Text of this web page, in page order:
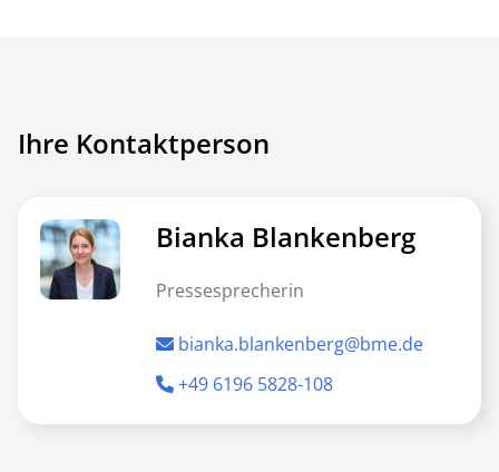
Ihre Kontaktperson
Bianka Blankenberg
Pressesprecherin
bianka.blankenberg@bme.de
+49 6196 5828-108